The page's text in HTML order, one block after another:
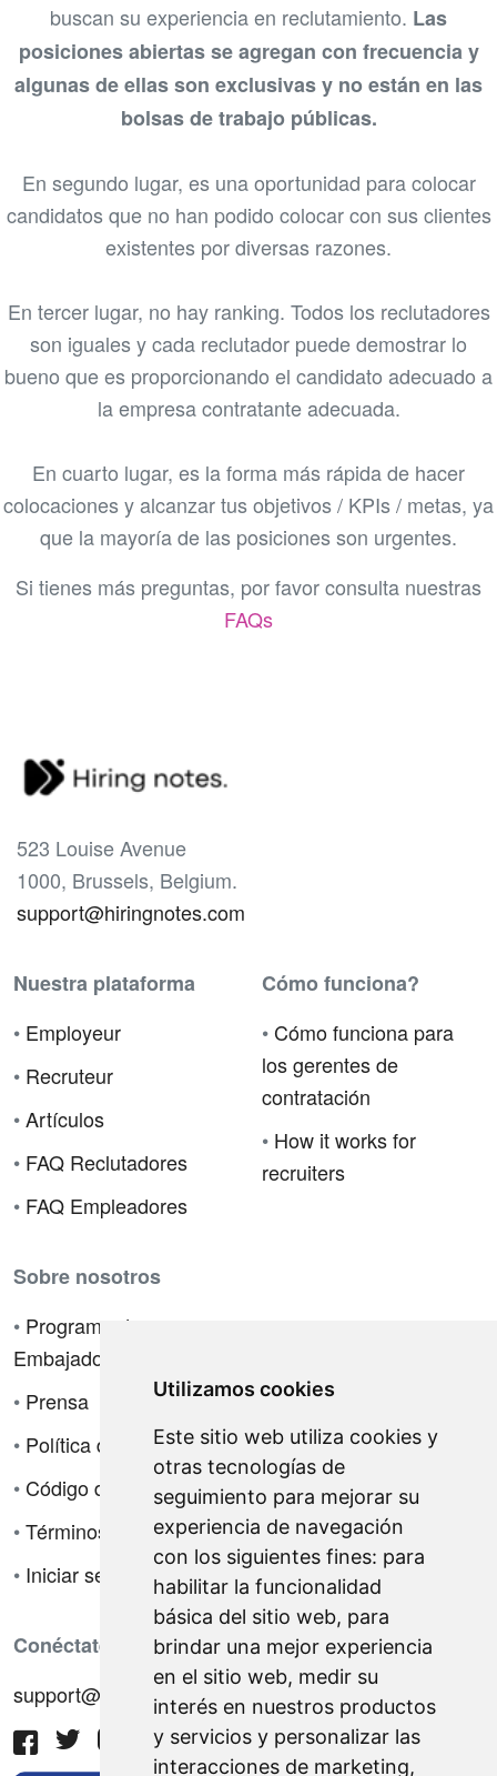
Utilizamos cookies
Este sitio web utiliza cookies y
otras tecnologías de
seguimiento para mejorar su
experiencia de navegación
con los siguientes fines: para
habilitar la funcionalidad
básica del sitio web, para
brindar una mejor experiencia
en el sitio web, medir su
interés en nuestros productos
y servicios y personalizar las
interacciones de marketing,
buscan su experiencia en reclutamiento. Las
posiciones abiertas se agregan con frecuencia y
algunas de ellas son exclusivas y no están en las
bolsas de trabajo públicas.
En segundo lugar, es una oportunidad para colocar
candidatos que no han podido colocar con sus clientes
existentes por diversas razones.
En tercer lugar, no hay ranking. Todos los reclutadores
son iguales y cada reclutador puede demostrar lo
bueno que es proporcionando el candidato adecuado a
la empresa contratante adecuada.
En cuarto lugar, es la forma más rápida de hacer
colocaciones y alcanzar tus objetivos / KPIs / metas, ya
que la mayoría de las posiciones son urgentes.
Si tienes más preguntas, por favor consulta nuestras
FAQs
523 Louise Avenue
1000, Brussels, Belgium.
support@hiringnotes.com
Nuestra plataforma
• Employeur
• Recruteur
•Artículos
• FAQ Reclutadores
• FAQ Empleadores
Cómo funciona?
• Cómo funciona para
los gerentes de
contratación
• How it works for
recruiters
Sobre nosotros
• Programa de
Embajadores
• Prensa
• Política de privacidad
• Código de ética
•Términos de venta
• Iniciar sesión
Conéctate con nosotros
support@hiringnotes.com